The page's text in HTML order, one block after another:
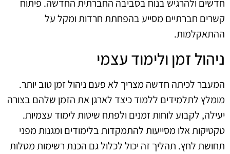
חדשים ולהרגיש בנוח בסביבה החברתית החדשה. פיתוח
קשרים חברתיים מסייע בהפחתת חרדות ומקל על
ההתאקלמות.
ניהול זמן ולימוד עצמי
המעבר לכיתה חדשה מצריך לא פעם ניהול זמן טוב יותר.
מומלץ לתלמידים ללמוד כיצד לארגן את הזמן שלהם בצורה
יעילה, לקבוע לוחות זמנים ולפתח שיטות לימוד עצמיות.
טקטיקות אלו מסייעות להתמקדות בלימודים ומגנות מפני
תחושת לחץ. תהליך זה יכול לכלול גם הכנת רשימות מטלות